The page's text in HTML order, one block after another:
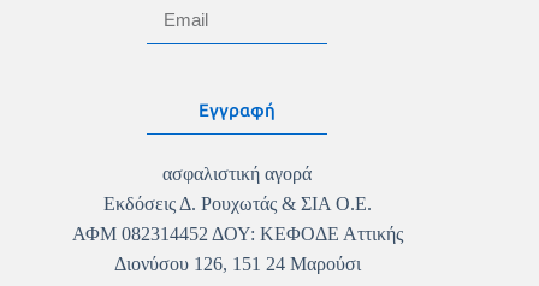
Εγγραφή
ασφαλιστική αγορά
Εκδόσεις Δ. Ρουχωτάς & ΣΙΑ Ο.Ε.
ΑΦΜ 082314452 ΔΟΥ: ΚΕΦΟΔΕ Αττικής
Διονύσου 126, 151 24 Μαρούσι